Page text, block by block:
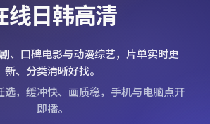
线日韩高清
、口碑电影与动漫综艺，片单实时更
新、分类清晰好找。
选，缓冲快、画质稳，手机与电脑点开
即播。